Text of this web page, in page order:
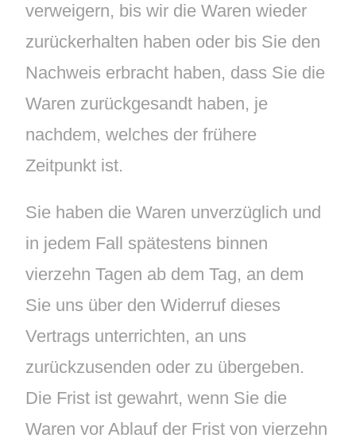
verweigern, bis wir die Waren wieder
zurückerhalten haben oder bis Sie den
Nachweis erbracht haben, dass Sie die
Waren zurückgesandt haben, je
nachdem, welches der frühere
Zeitpunkt ist.
Sie haben die Waren unverzüglich und
in jedem Fall spätestens binnen
vierzehn Tagen ab dem Tag, an dem
Sie uns über den Widerruf dieses
Vertrags unterrichten, an uns
zurückzusenden oder zu übergeben.
Die Frist ist gewahrt, wenn Sie die
Waren vor Ablauf der Frist von vierzehn